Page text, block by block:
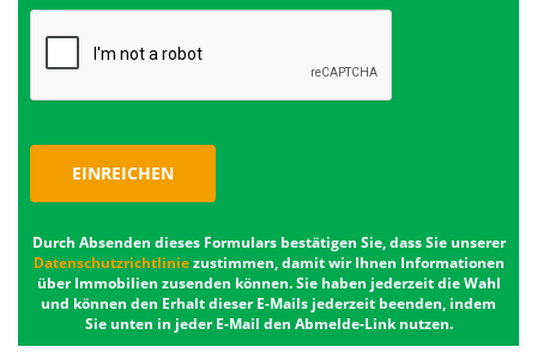
EINREICHEN
Durch Absenden dieses Formulars bestätigen Sie, dass Sie unserer
Datenschutzrichtliniezustimmen, damit wir Ihnen Informationen
über Immobilien zusenden können. Sie haben jederzeit die Wahl
und können den Erhalt dieser E-Mails jederzeit beenden, indem
Sie unten in jeder E-Mail den Abmelde-Link nutzen.